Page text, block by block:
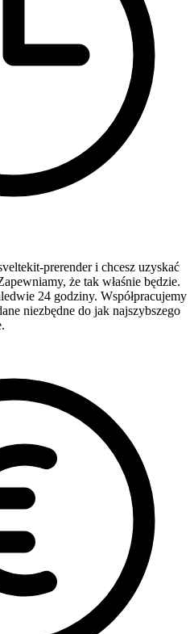
prerender i chcesz uzyskać
że tak właśnie będzie.
24 godziny. Współpracujemy
niezbędne do jak najszybszego